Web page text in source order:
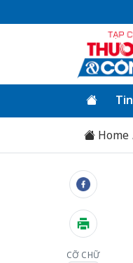
Home
CỠ CHỮ